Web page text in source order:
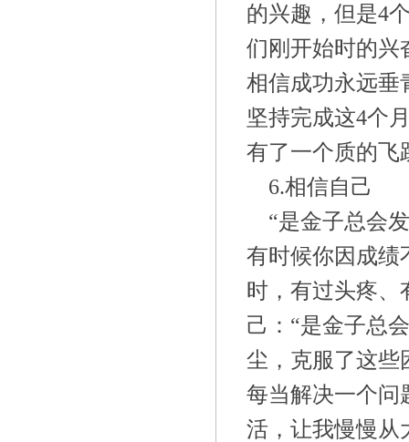
的兴趣，但是4
们刚开始时的兴
相信成功永远垂
坚持完成这4个
有了一个质的飞
6.相信自己
“是金子总会
有时候你因成绩
时，有过头疼、
己：“是金子总
尘，克服了这些
每当解决一个问
活，让我慢慢从